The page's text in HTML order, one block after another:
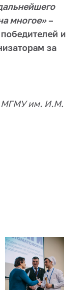
многое»–
и
за
МГМУ им. И.М.